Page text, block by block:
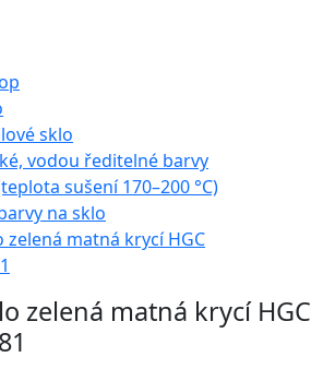
sklo
vodou ředitelné barvy
sušení 170–200 °C)
na sklo
zelená matná krycí HGC
zelená matná krycí HGC